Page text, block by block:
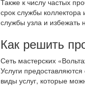
Также к числу частых
срок службы коллектора
службы узла и избежать
Как решить
Сеть мастерских
Услуги
виды услуг, которые